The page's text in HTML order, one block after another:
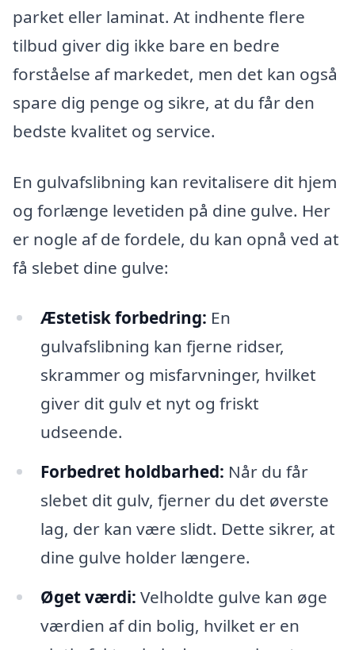
parket eller laminat. At indhente flere
tilbud giver dig ikke bare en bedre
forståelse af markedet, men det kan også
spare dig penge og sikre, at du får den
bedste kvalitet og service.
En gulvafslibning kan revitalisere dit hjem
og forlænge levetiden på dine gulve. Her
er nogle af de fordele, du kan opnå ved at
få slebet dine gulve:
Æstetisk forbedring: En
gulvafslibning kan fjerne ridser,
skrammer og misfarvninger, hvilket
giver dit gulv et nyt og friskt
udseende.
Forbedret holdbarhed: Når du får
slebet dit gulv, fjerner du det øverste
lag, der kan være slidt. Dette sikrer, at
dine gulve holder længere.
Øget værdi: Velholdte gulve kan øge
værdien af din bolig, hvilket er en